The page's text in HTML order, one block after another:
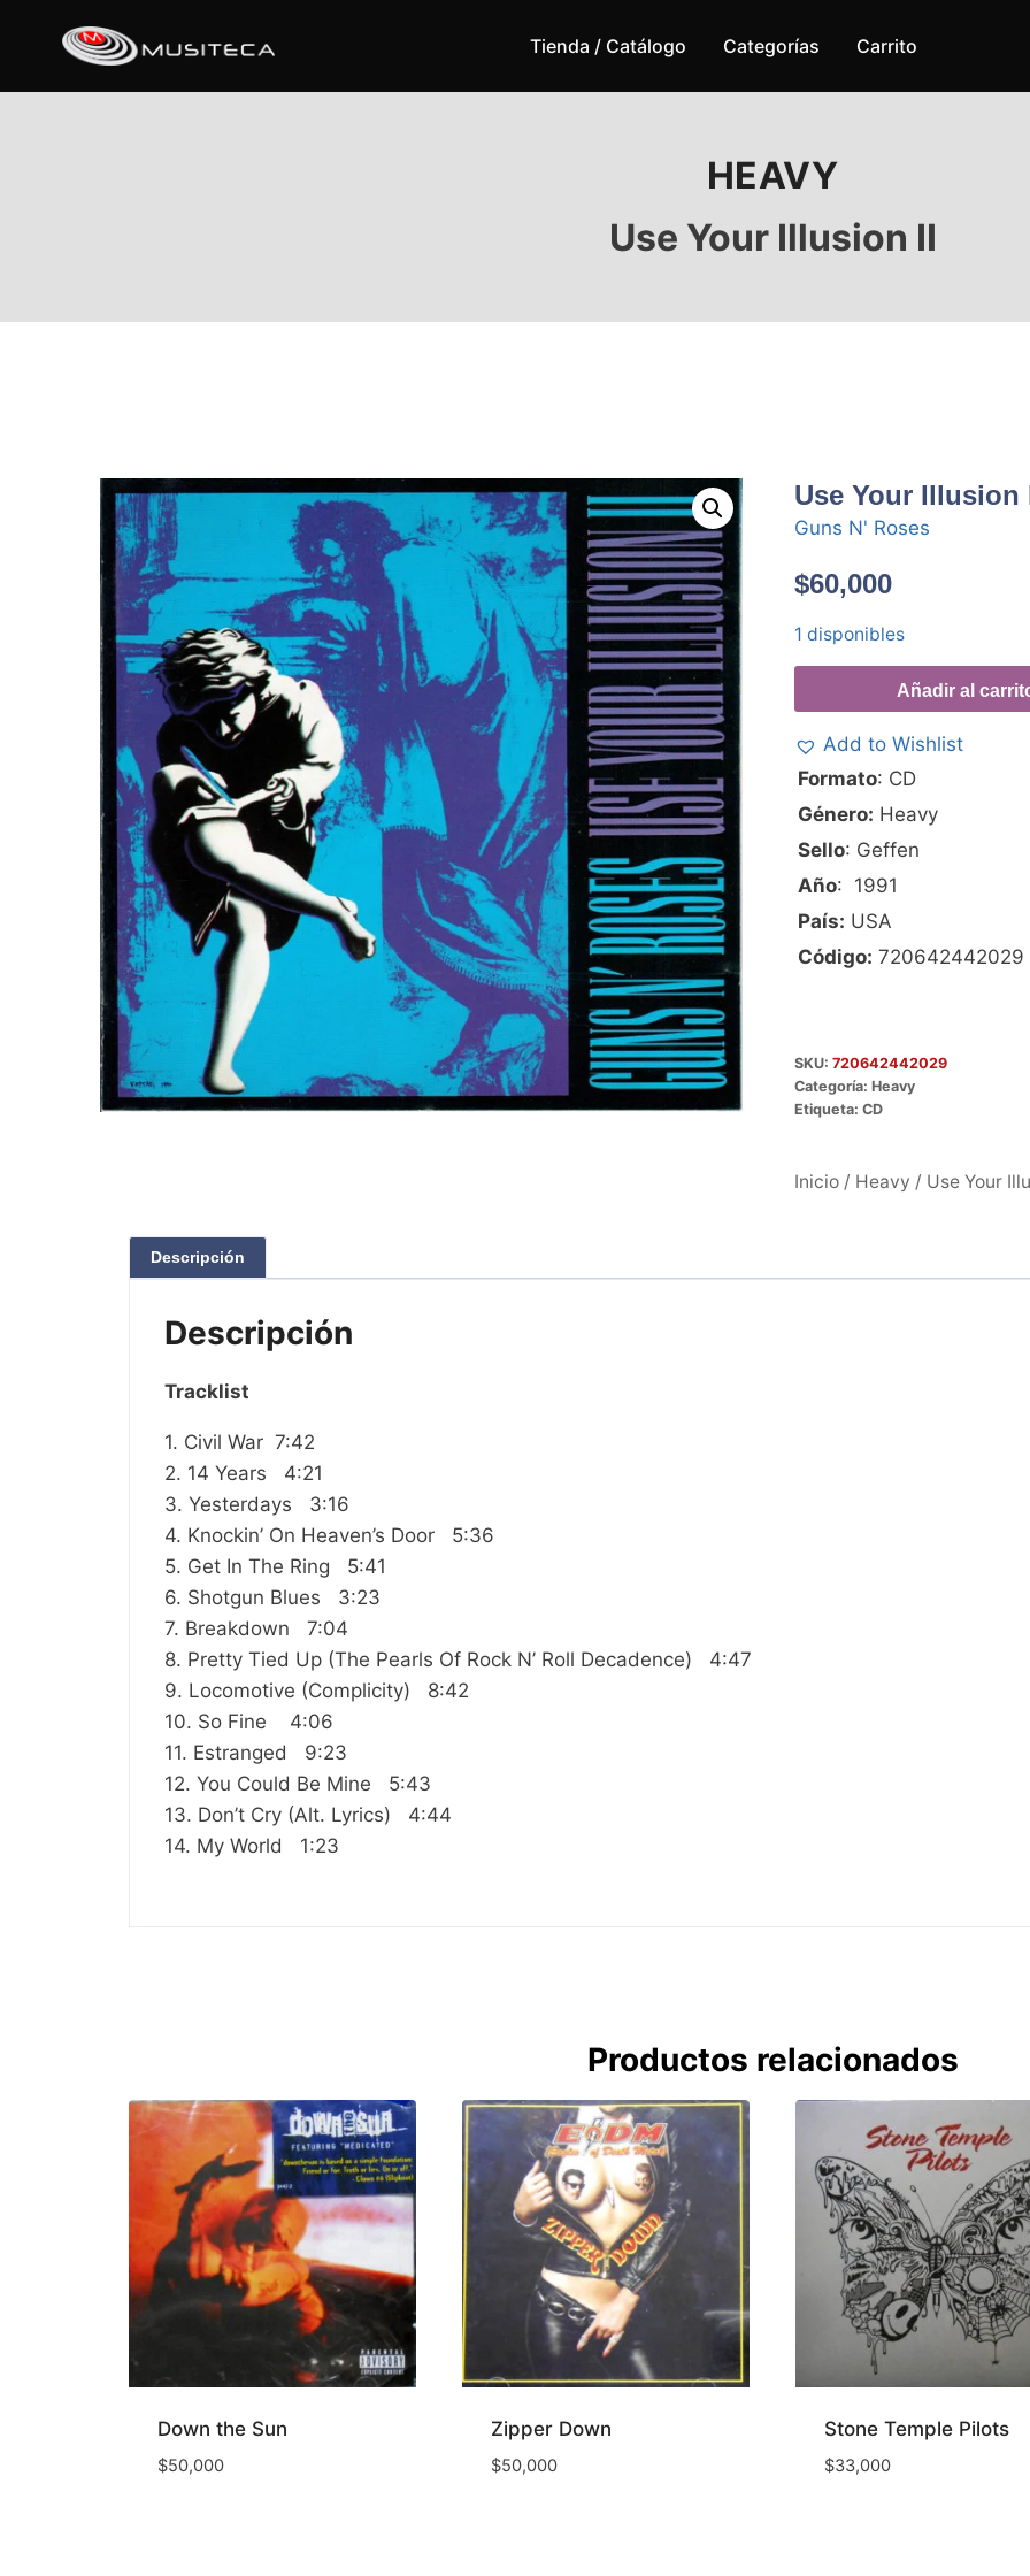
Tienda / Catálogo Categorías Carrito
HEAVY
Use Your Illusion II
Use Your Illusion
Guns N' Roses
$60,000
1 disponibles
Añadir al
Add to Wishlist
Formato: CD
Género: Heavy
Sello: Geffen
Año: 1991
País: USA
Código: 720642442029
SKU: 720642442029
Categoría: Heavy
Etiqueta: CD
Inicio/ Heavy / Use Your
Descripción
Descripción
Tracklist
1. Civil War 7:42
2. 14 Years 4:21
3. Yesterdays 3:16
4. Knockin’ On Heaven’s Door 5:36
5. Get In The Ring 5:41
6. Shotgun Blues 3:23
7. Breakdown 7:04
8. Pretty Tied Up (The Pearls Of Rock N’ Roll Decadence) 4:47
9. Locomotive (Complicity) 8:42
10. So Fine 4:06
11. Estranged 9:23
12. You Could Be Mine 5:43
13. Don’t Cry (Alt. Lyrics) 4:44
14. My World 1:23
Productos relacionados
Down the Sun
$50,000
Zipper Down
$50,000
Stone Temple Pilots
$33,000